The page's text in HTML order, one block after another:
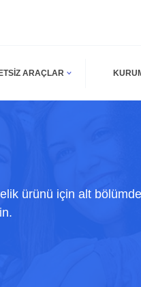
ARAÇLAR
ürünü için alt